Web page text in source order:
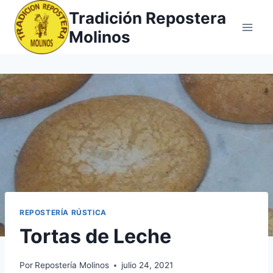
Saltar
contenido
Tradición Repostera
Molinos
REPOSTERÍA RÚSTICA
Tortas de Leche
Por Repostería Molinos julio 24, 2021